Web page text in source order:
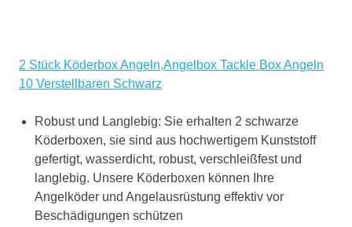
2 Stück Köderbox Angeln,Angelbox Tackle Box Angeln
10 Verstellbaren Schwarz
Robust und Langlebig: Sie erhalten 2 schwarze
Köderboxen, sie sind aus hochwertigem Kunststoff
gefertigt, wasserdicht, robust, verschleißfest und
langlebig. Unsere Köderboxen können Ihre
Angelköder und Angelausrüstung effektiv vor
Beschädigungen schützen